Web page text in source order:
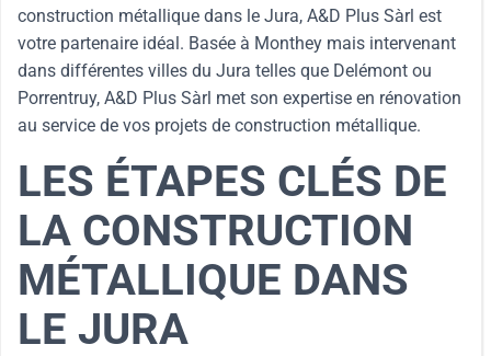
construction métallique dans le Jura, A&D Plus Sàrl est
votre partenaire idéal. Basée à Monthey mais intervenant
dans différentes villes du Jura telles que Delémont ou
Porrentruy, A&D Plus Sàrl met son expertise en rénovation
au service de vos projets de construction métallique.
LES ÉTAPES CLÉS DE
LA CONSTRUCTION
MÉTALLIQUE DANS
LE JURA